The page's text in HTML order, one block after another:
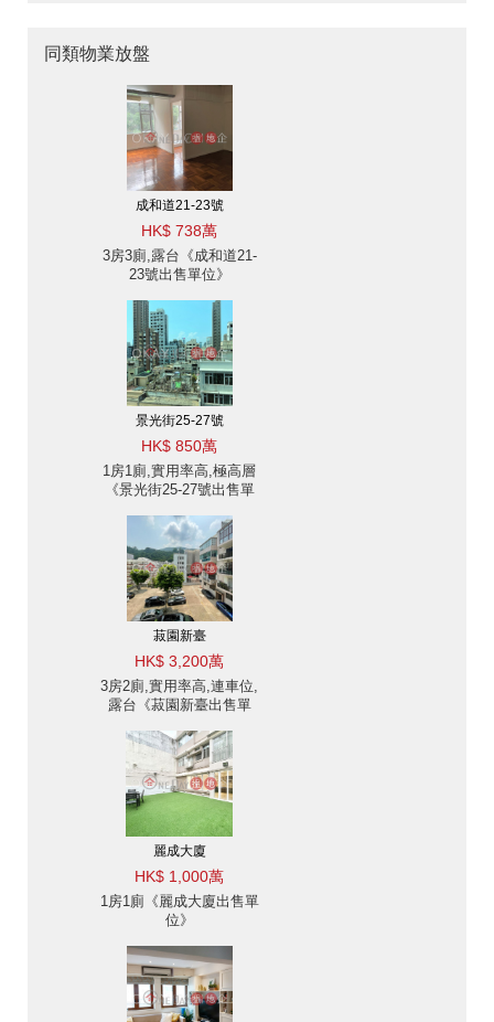
同類物業放盤
成和道21-23號
HK$ 738萬
3房3廁,露台《成和道21-
23號出售單位》
景光街25-27號
HK$ 850萬
1房1廁,實用率高,極高層
《景光街25-27號出售單
菽園新臺
HK$ 3,200萬
3房2廁,實用率高,連車位,
露台《菽園新臺出售單
麗成大廈
HK$ 1,000萬
1房1廁《麗成大廈出售單
位》